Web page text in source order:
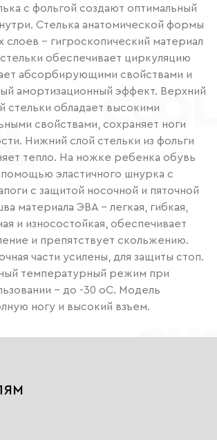
с фольгой создают оптимальный
Стелька анатомической формы
слоев - гигроскопический материал
обеспечивает циркуляцию
абсорбирующими свойствами и
амортизационный эффект. Верхний
стельки обладает высокими
свойствами, сохраняет ноги
Нижний слой стельки из фольги
тепло. На ножке ребенка обувь
эластичного шнурка с
с защитой носочной и пяточной
материала ЭВА - легкая, гибкая,
и износостойкая, обеспечивает
и препятствует скольжению.
части усилены, для защиты стоп.
температурный режим при
– до -30 оС. Модель
ногу и высокий взъем.